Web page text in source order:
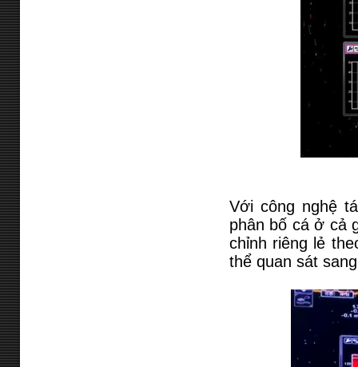
Với công nghệ
phân bố cá ở cả
chỉnh riêng lẻ
thể quan sát